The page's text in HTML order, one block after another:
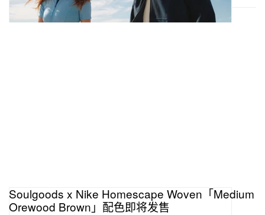
Soulgoods x Nike Homescape Woven「Medium
Orewood Brown」配色即将发售